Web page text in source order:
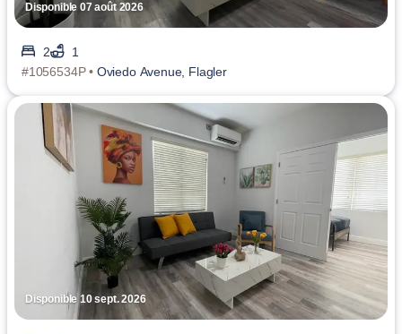
Disponible 07 août 2026
2
1
#1056534P • Oviedo Avenue, Flagler
Disponible 10 sept. 2026